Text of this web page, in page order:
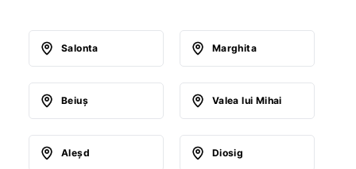
Salonta Marghita
Beiuş Valea lui Mihai
Aleşd Diosig